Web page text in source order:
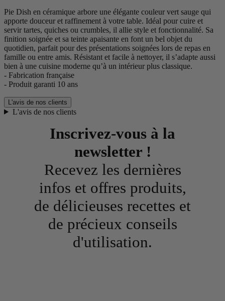
Pie Dish en céramique arbore une élégante couleur vert sauge qui
apporte douceur et raffinement à votre table. Idéal pour cuire et
servir tartes, quiches ou crumbles, il allie style et fonctionnalité. Sa
finition soignée et sa teinte apaisante en font un bel objet du
quotidien, parfait pour des présentations soignées lors de repas en
famille ou entre amis. Résistant et facile à nettoyer, il s’adapte aussi
bien à une cuisine moderne qu’à un intérieur plus classique.
- Fabrication française
- Produit garanti 10 ans
L'avis de nos clients
L'avis de nos clients
Inscrivez-vous à la
newsletter !
Recevez les dernières
infos et offres produits,
de délicieuses recettes et
de précieux conseils
d'utilisation.